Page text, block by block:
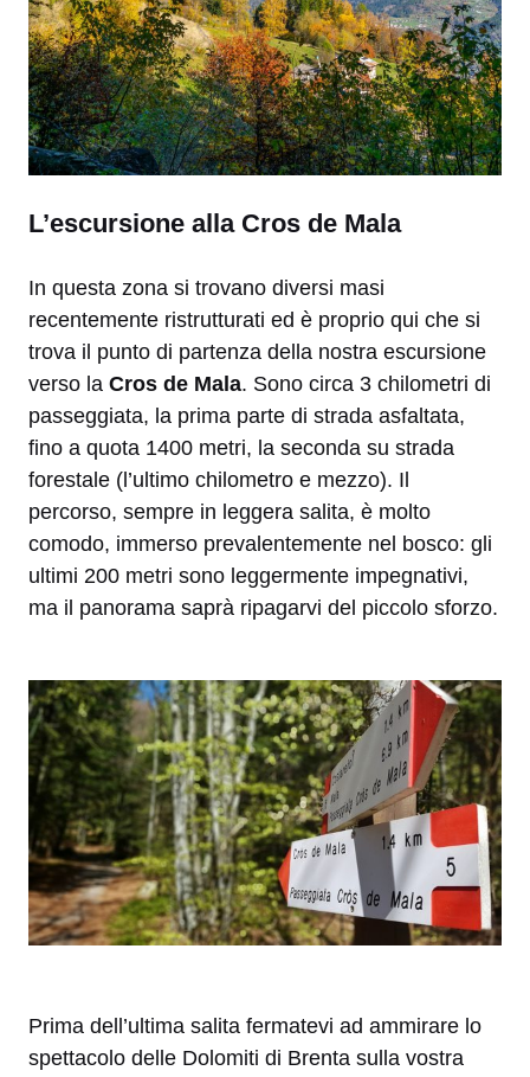
L’escursione alla Cros de Mala
In questa zona si trovano diversi masi
recentemente ristrutturati ed è proprio qui che si
trova il punto di partenza della nostra escursione
verso la Cros de Mala. Sono circa 3 chilometri di
passeggiata, la prima parte di strada asfaltata,
fino a quota 1400 metri, la seconda su strada
forestale (l’ultimo chilometro e mezzo). Il
percorso, sempre in leggera salita, è molto
comodo, immerso prevalentemente nel bosco: gli
ultimi 200 metri sono leggermente impegnativi,
ma il panorama saprà ripagarvi del piccolo sforzo.
Prima dell’ultima salita fermatevi ad ammirare lo
spettacolo delle Dolomiti di Brenta sulla vostra